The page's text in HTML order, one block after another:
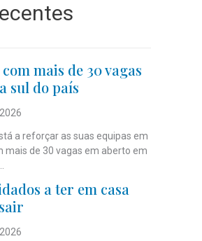
mais de 30 vagas
sul do país
a reforçar as suas equipas em
mais de 30 vagas em aberto em
a ter em casa